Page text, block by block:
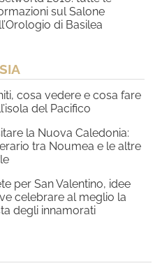
sul Salone
di Basilea
cosa vedere e cosa fare
del Pacifico
la Nuova Caledonia:
tra Noumea e le altre
per San Valentino, idee
celebrare al meglio la
degli innamorati